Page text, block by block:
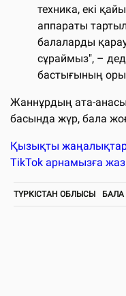
техника, екі
аппараты
балаларды
сұраймыз", –
бастығының
Жаннұрдың ата-
басында жүр, бала
Қызықты
TikTok арнамызға
ТҮРКІСТАН ОБЛЫСЫ БАЛА